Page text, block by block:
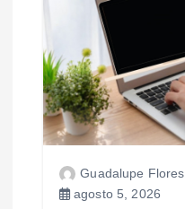
n
d
Guadalupe Flores
agosto 5, 2026